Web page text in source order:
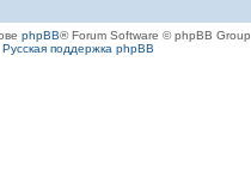
phpBB® Forum Software © phpBB Group
Русская поддержка phpBB